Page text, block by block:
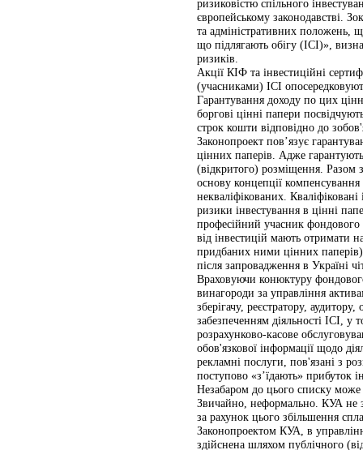
ризиковістю спільного
європейському законодавстві.
та адміністративних положень,
що підлягають обігу (ICI)»,
ризиків.
Акції КІФ та інвестиційні
(учасниками) ІСІ
Гарантування доходу по цих
боргові цінні папери
строк кошти відповідно до
Законопроект пов’язує
цінних паперів. Адже
(відкритого) розміщення. Разом
основу концепції компенсування
некваліфікованих.
ризики інвестування в цінні
професійний учасник фондового
від інвестицій мають отримати
придбаних ними цінних
після запровадження в Україні
Враховуючи конюктуру
винагороди за управління
зберігачу, реєстратору,
забезпеченням діяльності ІСІ, у
розрахунково-касове
обов'язкової інформації щодо
рекламні послуги, пов'язані з
поступово «з’їдають» прибуток
Незабаром до цього списку
Звичайно, неформально. КУА не
за рахунок цього збільшення
Законопроектом КУА, в
здійснена шляхом публічного